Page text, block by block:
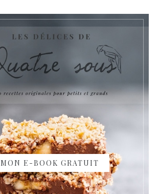
MON E-BOOK GRATUIT